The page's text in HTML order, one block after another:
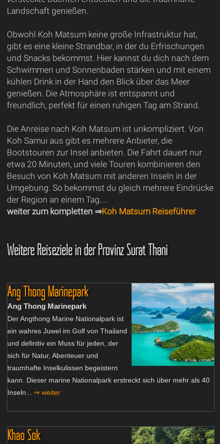
Landschaft genießen.
Obwohl Koh Matsum keine große Infrastruktur hat,
gibt es eine kleine Strandbar, in der du Erfrischungen
und Snacks bekommst. Hier kannst du dich nach dem
Schwimmen und Sonnenbaden stärken und mit einem
kühlen Drink in der Hand den Blick über das Meer
genießen. Die Atmosphäre ist entspannt und
freundlich, perfekt für einen ruhigen Tag am Strand.
Die Anreise nach Koh Matsum ist unkompliziert. Von
Koh Samui aus gibt es mehrere Anbieter, die
Bootstouren zur Insel anbieten. Die Fahrt dauert nur
etwa 20 Minuten, und viele Touren kombinieren den
Besuch von Koh Matsum mit anderen Inseln in der
Umgebung. So bekommst du gleich mehrere Eindrücke
der Region an einem Tag....
weiter zum kompletten ⇒Koh Matsum Reiseführer
Weitere Reiseziele in der Provinz Surat Thani
Ang Thong Marinepark
Ang Thong Marinepark
Der Angthong Marine Nationalpark ist
ein wahres Juwel im Golf von Thailand
und definitiv ein Muss für jeden, der
sich für Natur, Abenteuer und
traumhafte Inselkulissen begeistern
kann. Dieser marine Nationalpark erstreckt sich über mehr als 40
Inseln... ⇒ weiter
Khao Sok